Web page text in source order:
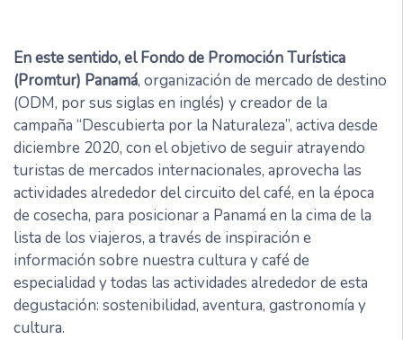
En este sentido, el Fondo de Promoción Turística
(Promtur) Panamá, organización de mercado de destino
(ODM, por sus siglas en inglés) y creador de la
campaña “Descubierta por la Naturaleza”, activa desde
diciembre 2020, con el objetivo de seguir atrayendo
turistas de mercados internacionales, aprovecha las
actividades alrededor del circuito del café, en la época
de cosecha, para posicionar a Panamá en la cima de la
lista de los viajeros, a través de inspiración e
información sobre nuestra cultura y café de
especialidad y todas las actividades alrededor de esta
degustación: sostenibilidad, aventura, gastronomía y
cultura.